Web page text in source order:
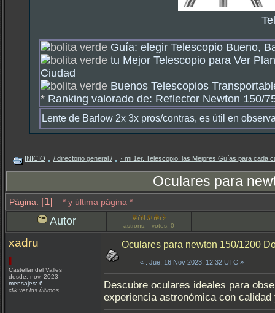
Guía: elegir Telescopio Bueno,
tu Mejor Telescopio para Ver
Ciudad
Buenos Telescopios
* Ranking valorado de: Reflector Newton 150/
Lente de Barlow 2x 3x pros/contras, es útil en
INICIO / directorio general / · mi 1er. Telescopio: las Mejores Guías para cada
Oculares para
Página: [1] * y última página *
Autor astrons: votos: 0
xadru
Castellar del Valles
desde: nov, 2023
mensajes: 6
clik ver los últimos
Oculares para newton 150/1200
« : Jue, 16 Nov 2023, 12:32 UTC »
Descubre oculares ideales para
experiencia astronómica con